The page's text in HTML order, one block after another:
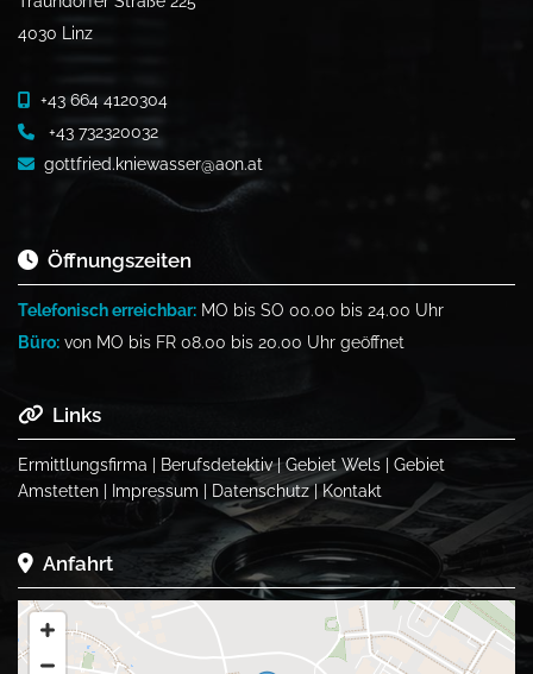
4030 Linz
 +43 664 4120304
 +43 732320032
 gottfried.kniewasser@aon.at
 Öffnungszeiten
Telefonisch erreichbar: MO bis SO 00.00 bis 24.00 Uhr
Büro: von MO bis FR 08.00 bis 20.00 Uhr geöffnet
 Links
Ermittlungsfirma Berufsdetektiv|Gebiet Wels
Gebiet
Amstetten
Impressum Datenschutz| Kontakt
 Anfahrt